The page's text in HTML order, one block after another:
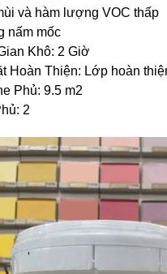
và hàm lượng VOC thấp
nấm mốc
Khô: 2 Giờ
Hoàn Thiện: Lớp hoàn
Phủ: 9.5 m2
2